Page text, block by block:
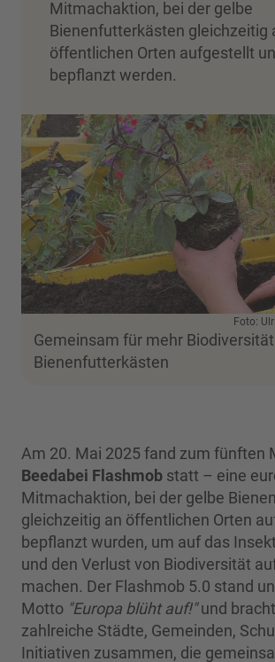
Mitmachaktion, bei der gelbe
Bienenfutterkästen gleichzeitig
öffentlichen Orten aufgestellt
bepflanzt werden.
Foto:
Gemeinsam für mehr
Bienenfutterkästen
Am 20. Mai 2025 fand zum fünften
Beedabei Flashmob statt – eine
Mitmachaktion, bei der gelbe
gleichzeitig an öffentlichen Orten
bepflanzt wurden, um auf das
und den Verlust von Biodiversität
machen. Der Flashmob 5.0 stand
Motto "Europa blüht auf!"und
zahlreiche Städte, Gemeinden,
Initiativen zusammen, die